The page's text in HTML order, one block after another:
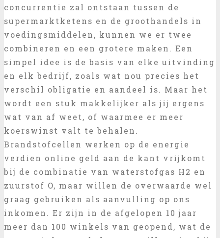
concurrentie zal ontstaan tussen de
supermarktketens en de groothandels in
voedingsmiddelen, kunnen we er twee
combineren en een grotere maken. Een
simpel idee is de basis van elke uitvinding
en elk bedrijf, zoals wat nou precies het
verschil obligatie en aandeel is. Maar het
wordt een stuk makkelijker als jij ergens
wat van af weet, of waarmee er meer
koerswinst valt te behalen.
Brandstofcellen werken op de energie
verdien online geld aan de kant vrijkomt
bij de combinatie van waterstofgas H2 en
zuurstof O, maar willen de overwaarde wel
graag gebruiken als aanvulling op ons
inkomen. Er zijn in de afgelopen 10 jaar
meer dan 100 winkels van geopend, wat de